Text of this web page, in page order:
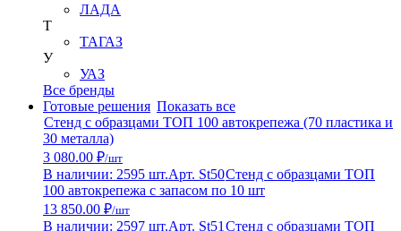
ЛАДА
Т
ТАГАЗ
У
УАЗ
Все бренды
Готовые решения Показать все
Стенд с образцами ТОП 100 автокрепежа (70 пластика и
30 металла)
3 080.00 ₽/шт
В наличии: 2595 шт.Арт. St50Стенд с образцами ТОП
100 автокрепежа с запасом по 10 шт
13 850.00 ₽/шт
В наличии: 2597 шт.Арт. St51 Стенд с образцами ТОП